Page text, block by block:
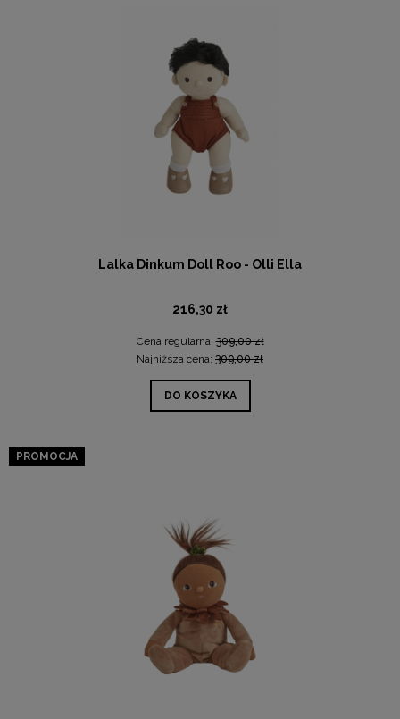
Lalka Dinkum Doll Roo - Olli Ella
216,30 zł
Cena regularna:309,00 zł
Najniższa cena: 309,00 zł
DO KOSZYKA
PROMOCJA